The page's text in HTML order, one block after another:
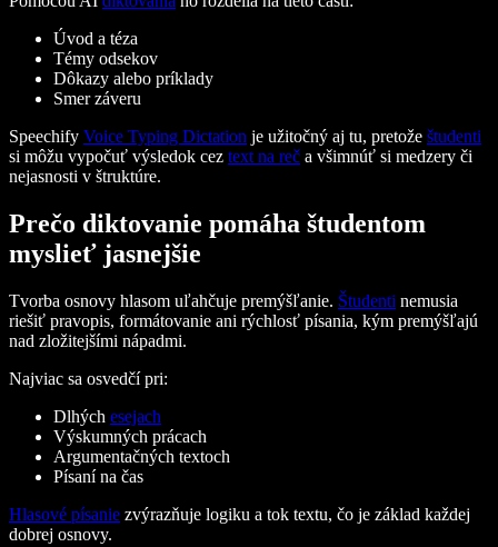
Úvod a téza
Témy odsekov
Dôkazy alebo príklady
Smer záveru
Speechify Voice Typing Dictation je užitočný aj tu, pretože študenti
si môžu vypočuť výsledok cez text na reč a všimnúť si medzery či
nejasnosti v štruktúre.
Prečo diktovanie pomáha študentom
myslieť jasnejšie
Tvorba osnovy hlasom uľahčuje premýšľanie. Študenti nemusia
riešiť pravopis, formátovanie ani rýchlosť písania, kým premýšľajú
nad zložitejšími nápadmi.
Najviac sa osvedčí pri:
Dlhých esejach
Výskumných prácach
Argumentačných textoch
Písaní na čas
Hlasové písanie zvýrazňuje logiku a tok textu, čo je základ každej
dobrej osnovy.